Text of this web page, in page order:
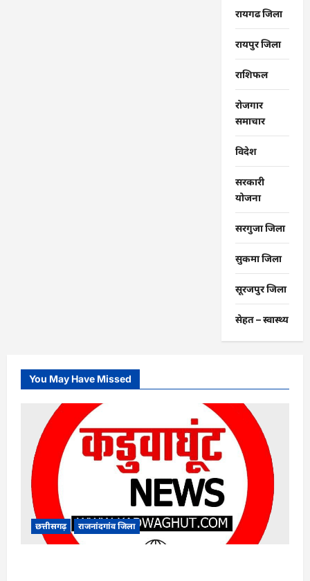
रायगढ जिला
रायपुर जिला
राशिफल
रोजगार
समाचार
विदेश
सरकारी
योजना
सरगुजा जिला
सुकमा जिला
सूरजपुर जिला
सेहत – स्‍वास्‍थ्‍य
You May Have Missed
छत्तीसगढ़ राजनांदगांव जिला